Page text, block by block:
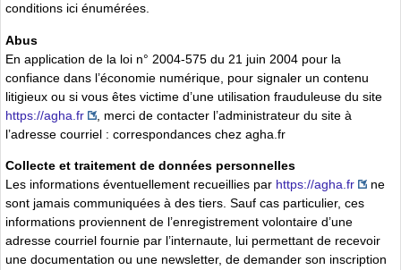
conditions ici énumérées.
Abus
En application de la loi n° 2004-575 du 21 juin 2004 pour la
confiance dans l’économie numérique, pour signaler un contenu
litigieux ou si vous êtes victime d’une utilisation frauduleuse du site
https://agha.fr
, merci de contacter l’administrateur du site à
l’adresse courriel : correspondances chez agha.fr
Collecte et traitement de données personnelles
Les informations éventuellement recueillies par https://agha.fr
ne
sont jamais communiquées à des tiers. Sauf cas particulier, ces
informations proviennent de l’enregistrement volontaire d’une
adresse courriel fournie par l’internaute, lui permettant de recevoir
une documentation ou une newsletter, de demander son inscription